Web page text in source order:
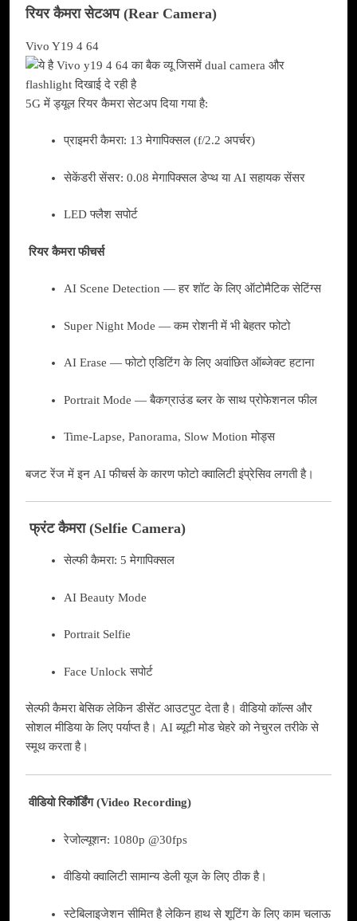
रियर कैमरा सेटअप (Rear Camera)
Vivo Y19 4 64
5G में ड्यूल रियर कैमरा सेटअप दिया गया है:
प्राइमरी कैमरा: 13 मेगापिक्सल (f/2.2 अपर्चर)
सेकेंडरी सेंसर: 0.08 मेगापिक्सल डेप्थ या AI सहायक सेंसर
LED फ्लैश सपोर्ट
रियर कैमरा फीचर्स
AI Scene Detection — हर शॉट के लिए ऑटोमैटिक सेटिंग्स
Super Night Mode — कम रोशनी में भी बेहतर फोटो
AI Erase — फोटो एडिटिंग के लिए अवांछित ऑब्जेक्ट हटाना
Portrait Mode — बैकग्राउंड ब्लर के साथ प्रोफेशनल फील
Time-Lapse, Panorama, Slow Motion मोड्स
बजट रेंज में इन AI फीचर्स के कारण फोटो क्वालिटी इंप्रेसिव लगती है।
फ्रंट कैमरा (Selfie Camera)
सेल्फी कैमरा: 5 मेगापिक्सल
AI Beauty Mode
Portrait Selfie
Face Unlock सपोर्ट
सेल्फी कैमरा बेसिक लेकिन डीसेंट आउटपुट देता है। वीडियो कॉल्स और
सोशल मीडिया के लिए पर्याप्त है। AI ब्यूटी मोड चेहरे को नेचुरल तरीके से
स्मूथ करता है।
वीडियो रिकॉर्डिंग (Video Recording)
रेजोल्यूशन: 1080p @30fps
वीडियो क्वालिटी सामान्य डेली यूज के लिए ठीक है।
स्टेबिलाइजेशन सीमित है लेकिन हाथ से शूटिंग के लिए काम चलाऊ